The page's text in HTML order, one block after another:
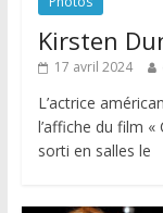
Kirsten
17 avril 2024
L’actrice
l’affiche du film «
sorti en salles le